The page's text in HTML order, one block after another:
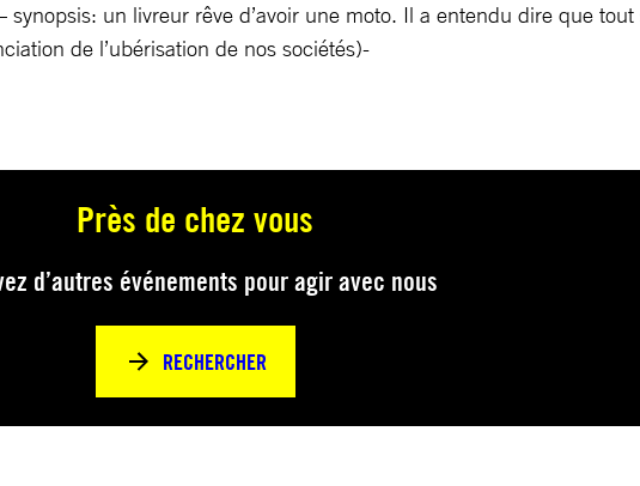
un livreur rêve d’avoir une moto. Il a entendu dire que tout
de l’ubérisation de nos sociétés)-
Près de chez vous
d’autres événements pour agir avec nous
RECHERCHER